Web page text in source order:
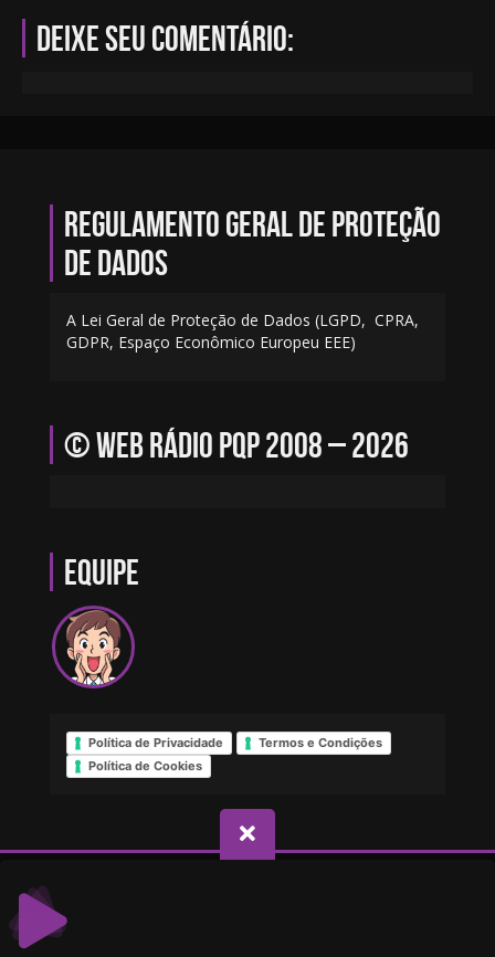
Deixe seu comentário:
Regulamento geral de proteção
de dados
A Lei Geral de Proteção de Dados (LGPD, CPRA,
GDPR, Espaço Econômico Europeu EEE)
© Web Rádio PQP 2008 – 2026
Equipe
Política de Privacidade
Termos e Condições
Política de Cookies
© Direitos reservados - Web Rádio PQP